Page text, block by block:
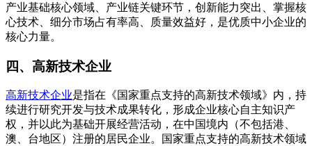
产业基础核心领域、产业链关键环节，创新能力突出、掌握核
心技术、细分市场占有率高、质量效益好，是优质中小企业的
核心力量。
四、高新技术企业
高新技术企业是指在《国家重点支持的高新技术领域》内，持
续进行研究开发与技术成果转化，形成企业核心自主知识产
权，并以此为基础开展经营活动，在中国境内（不包括港、
澳、台地区）注册的居民企业。国家重点支持的高新技术领域